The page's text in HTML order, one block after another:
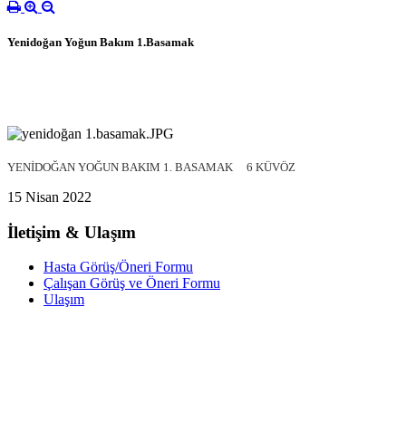
Yenidoğan Yoğun Bakım 1.Basamak
YENİDOĞAN YOĞUN BAKIM 1. BASAMAK 6 KÜVÖZ
15 Nisan 2022
İletişim & Ulaşım
Hasta Görüş/Öneri Formu
Çalışan Görüş ve Öneri Formu
Ulaşım